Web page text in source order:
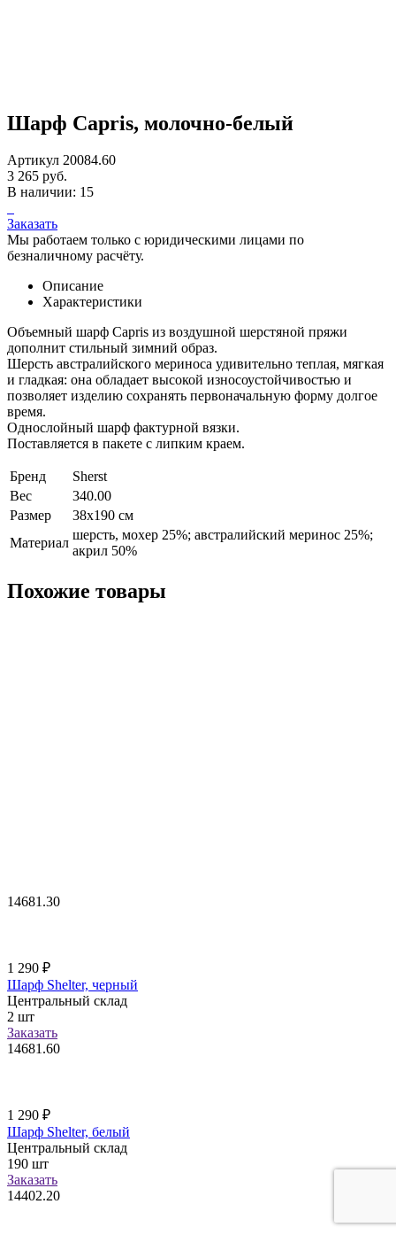
Шарф Capris, молочно-белый
Артикул 20084.60
3 265 руб.
В наличии: 15
Заказать
Мы работаем только с юридическими лицами по
безналичному расчёту.
Описание
Характеристики
Объемный шарф Capris из воздушной шерстяной пряжи
дополнит стильный зимний образ.
Шерсть австралийского мериноса удивительно теплая, мягкая
и гладкая: она обладает высокой износоустойчивостью и
позволяет изделию сохранять первоначальную форму долгое
время.
Однослойный шарф фактурной вязки.
Поставляется в пакете с липким краем.
Бренд
Sherst
Вес
340.00
Размер
38х190 см
Материал
шерсть, мохер 25%; австралийский меринос 25%;
акрил 50%
Похожие товары
14681.30
1 290 ₽
Шарф Shelter, черный
Центральный склад
2 шт
Заказать
14681.60
1 290 ₽
Шарф Shelter, белый
Центральный склад
190 шт
Заказать
14402.20